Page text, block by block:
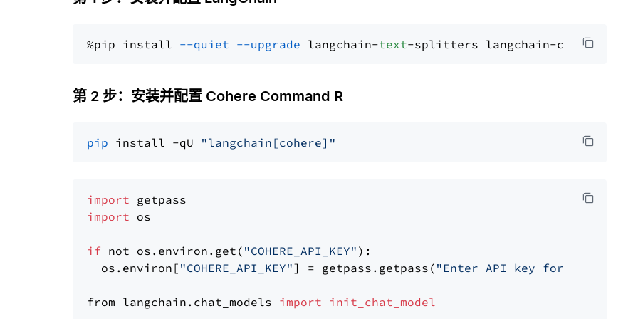
%pip install --quiet --upgrade langchain-text
第 2 步：安装并配置 Cohere Command R
pip install -qU "langchain[cohere]"
import
import os
if not os.environ.get( "COHERE_API_KEY" ):
  os.environ[
"COHERE_API_KEY"] = getpass.getpass( "Enter API key for Cohere: "
from langchain.chat_models import init_chat_model